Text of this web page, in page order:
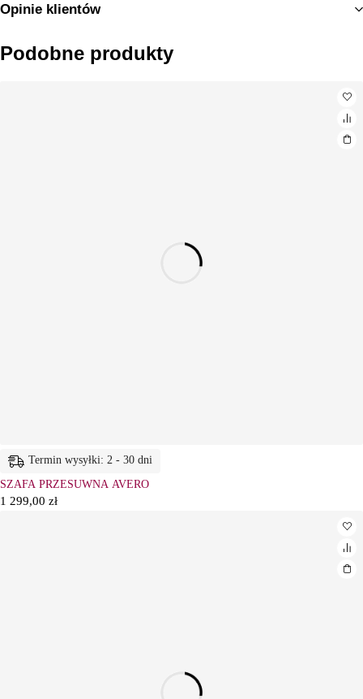
Opinie klientów
Podobne produkty
Termin wysyłki: 2 - 30 dni
SZAFA PRZESUWNA AVERO
1 299,00 zł